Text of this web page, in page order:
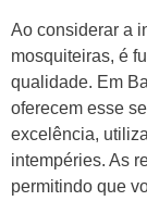
Ao considerar a
mosquiteiras, é
qualidade. Em
oferecem esse
excelência,
intempéries. As
permitindo que